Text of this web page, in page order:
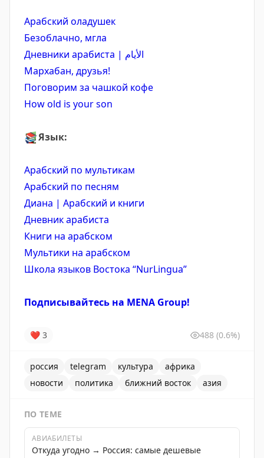
Арабский оладушек
Безоблачно, мгла
Дневники арабиста | الأيام
Мархабан, друзья!
Поговорим за чашкой кофе
How old is your son
📚Язык:
Арабский по мультикам
Арабский по песням
Диана | Арабский и книги
Дневник арабиста
Книги на арабском
Мультики на арабском
Школа языков Востока “NurLingua”
Подписывайтесь на MENA Group!
❤ 3 488 (0.6%)
россия telegram культура
африка
новости
политика ближний восток азия
ПО ТЕМЕ
АВИАБИЛЕТЫ
Откуда угодно → Россия: самые дешевые